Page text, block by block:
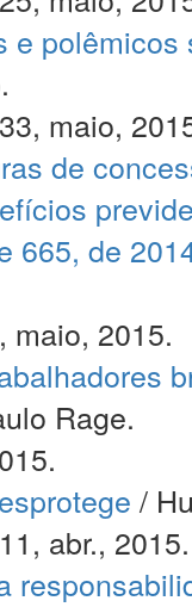
e
maio,
de
665, de
maio, 2015.
Rage.
/
abr., 2015.